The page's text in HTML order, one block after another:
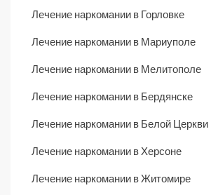
Лечение наркомании в Горловке
Лечение наркомании в Мариуполе
Лечение наркомании в Мелитополе
Лечение наркомании в Бердянске
Лечение наркомании в Белой Церкви
Лечение наркомании в Херсоне
Лечение наркомании в Житомире